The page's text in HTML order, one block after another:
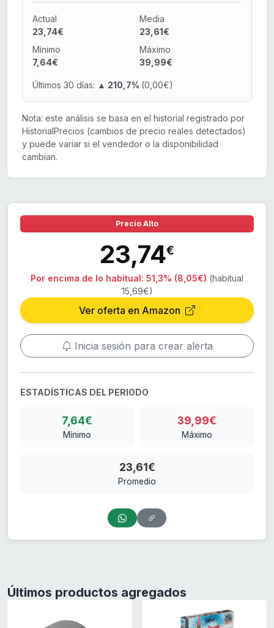
Actual
23,74€
Media
23,61€
Mínimo
7,64€
Máximo
39,99€
Últimos 30 días: ▲ 210,7% (0,00€)
Nota: este análisis se basa en el historial registrado por
HistorialPrecios (cambios de precio reales detectados)
y puede variar si el vendedor o la disponibilidad
cambian.
Precio Alto
23,74€
Por encima de lo habitual: 51,3% (8,05€) (habitual
15,69€)
Ver oferta en Amazon
Inicia sesión para crear alerta
ESTADÍSTICAS DEL PERIODO
7,64€
Mínimo
39,99€
Máximo
23,61€
Promedio
Últimos productos agregados